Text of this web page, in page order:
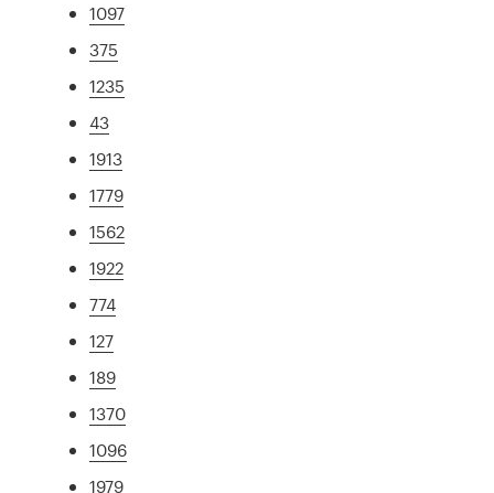
1097
375
1235
43
1913
1779
1562
1922
774
127
189
1370
1096
1979